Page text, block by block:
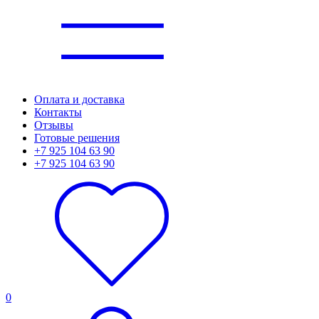
Оплата и доставка
Контакты
Отзывы
Готовые решения
+7 925 104 63 90
+7 925 104 63 90
0